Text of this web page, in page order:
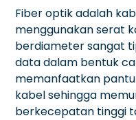
Fiber optik adalah
menggunakan serat
berdiameter sangat
data dalam bentuk
memanfaatkan
kabel sehingga
berkecepatan tinggi